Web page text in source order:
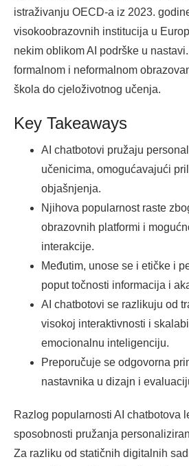
istraživanju OECD-a iz 2023.
visokoobrazovnih institucija u
nekim oblikom AI podrške u
formalnom i neformalnom
škola do cjeloživotnog učenja.
Key Takeaways
AI chatbotovi pružaju
učenicima, omogućavajući
objašnjenja.
Njihova popularnost raste
obrazovnih platformi i
interakcije.
Međutim, unose se i etičke i
poput točnosti informacija i
AI chatbotovi se razlikuju od
visokoj interaktivnosti i
emocionalnu inteligenciju.
Preporučuje se odgovorna
nastavnika u dizajn i
Razlog popularnosti AI chatbotova
sposobnosti pružanja
Za razliku od statičnih digitalnih